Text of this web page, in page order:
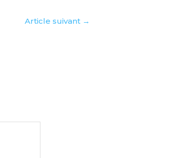
Article suivant →